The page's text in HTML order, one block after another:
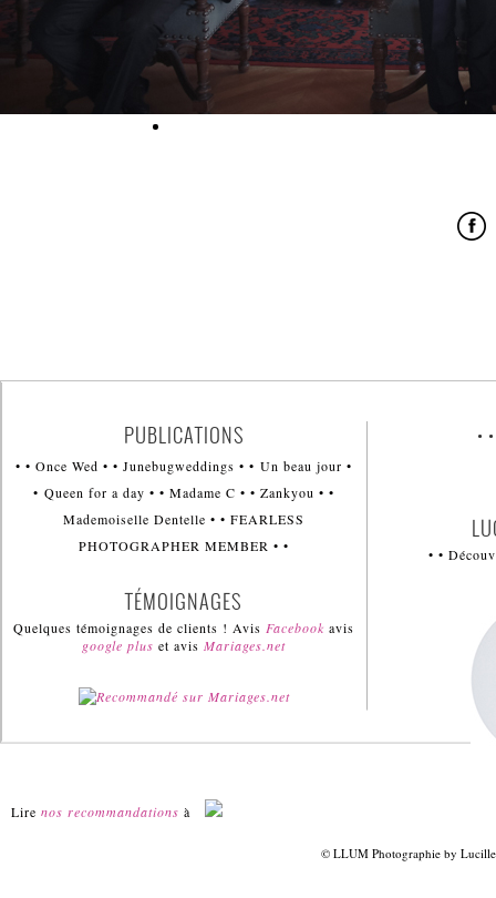
PUBLICATIONS
• • Once Wed • • Junebugweddings • • Un beau jour •
• Queen for a day • • Madame C • • Zankyou • •
Mademoiselle Dentelle • • FEARLESS
PHOTOGRAPHER MEMBER • •
TÉMOIGNAGES
Quelques témoignages de clients ! AvisFacebookavis
google pluset avisMariages.net
•
• •
Lire nos recommandations à
© LLUM Photographie by